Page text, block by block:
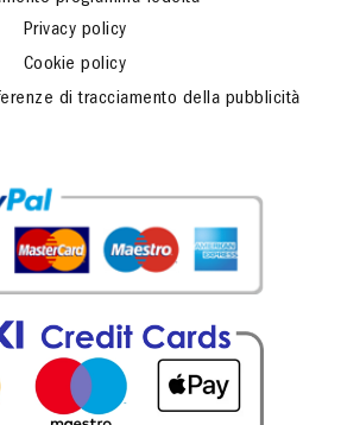
Privacy policy
Cookie policy
di tracciamento della pubblicità